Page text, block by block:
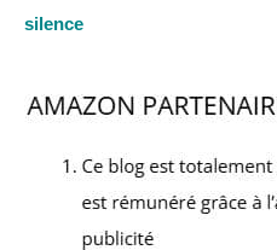
silence